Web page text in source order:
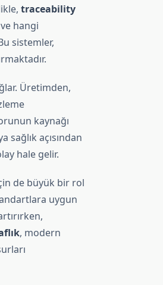
traceability
hangi
sistemler,
Üretimden,
kaynağı
açısından
hale gelir.
de büyük bir rol
uygun
, modern